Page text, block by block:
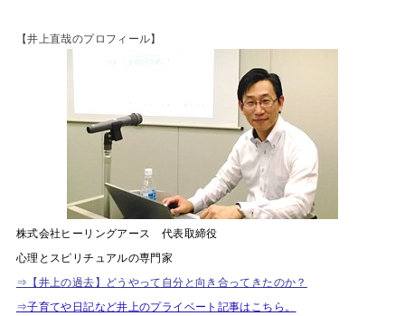
【井上直哉のプロフィール】
株式会社ヒーリングアース 代表取締役
心理とスピリチュアルの専門家
⇒【井上の過去】どうやって自分と向き合ってきたのか？
⇒子育てや日記など井上のプライベート記事はこちら。